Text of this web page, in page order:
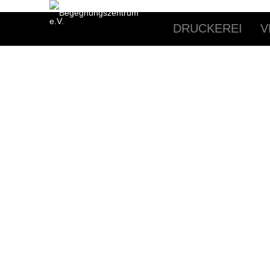
DRUCKEREI